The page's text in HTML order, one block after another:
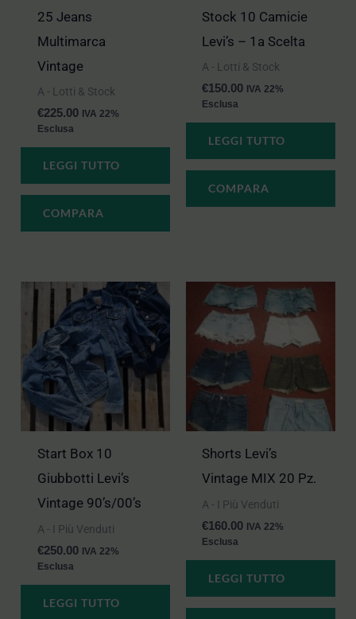
25 Jeans
Multimarca
Vintage
A - Lotti & Stock
€225.00 IVA 22%
Esclusa
LEGGI TUTTO
COMPARA
Stock 10 Camicie
Levi’s – 1a Scelta
A - Lotti & Stock
€150.00 IVA 22%
Esclusa
LEGGI TUTTO
COMPARA
Start Box 10
Giubbotti Levi’s
Vintage 90’s/00’s
A - I Più Venduti
€250.00 IVA 22%
Esclusa
LEGGI TUTTO
Shorts Levi’s
Vintage MIX 20 Pz.
A - I Più Venduti
€160.00 IVA 22%
Esclusa
LEGGI TUTTO